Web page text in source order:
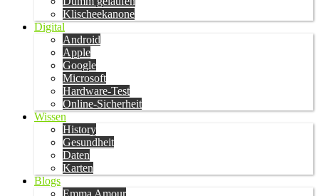
Klischeekanone
Digital
Android
Apple
Google
Microsoft
Hardware-Test
Online-Sicherheit
Wissen
History
Gesundheit
Daten
Karten
Blogs
Emma Amour